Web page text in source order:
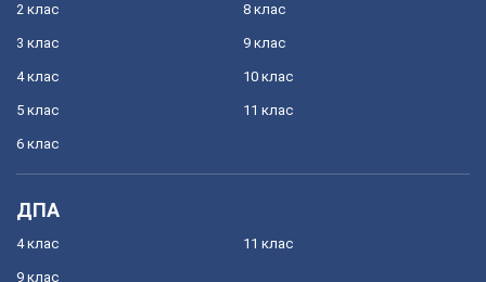
2 клас
3 клас
4 клас
5 клас
6 клас
8 клас
9 клас
10 клас
11 клас
ДПА
4 клас
9 клас
11 клас